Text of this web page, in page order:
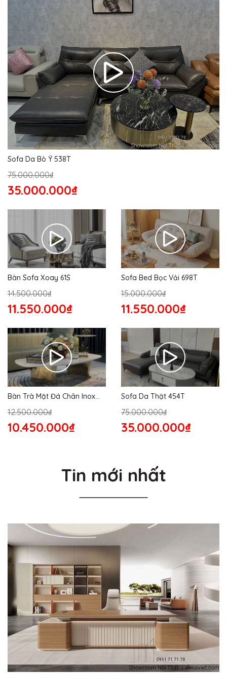
Sofa Da Bò Ý 538T
75.000.000₫
35.000.000₫
Bàn Sofa Xoay 61S
14.500.000₫
11.550.000₫
Sofa Bed Bọc Vải 698T
15.000.000₫
11.550.000₫
Bàn Trà Mặt Đá Chân Inox
12.500.000₫
10.450.000₫
Sofa Da Thật 454T
75.000.000₫
35.000.000₫
Tin mới nhất